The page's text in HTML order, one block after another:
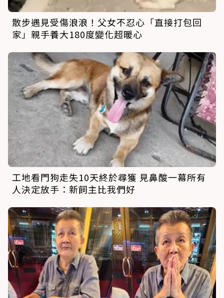
散步遇見受傷浪浪！父女不忍心「直接打包回
家」親手養大180度變化超暖心
工地看門狗走失10天終於尋獲 見鼻酸一幕所有
人決定放手：新飼主比我們好